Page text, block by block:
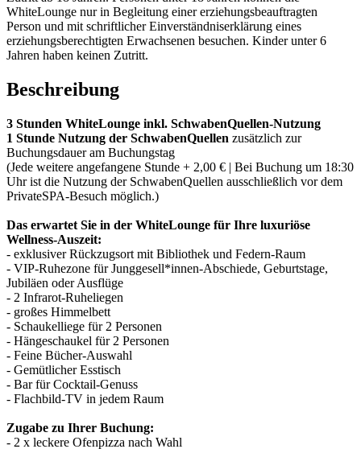
WhiteLounge nur in Begleitung einer erziehungsbeauftragten
Person und mit schriftlicher Einverständniserklärung eines
erziehungsberechtigten Erwachsenen besuchen. Kinder unter 6
Jahren haben keinen Zutritt.
Beschreibung
3 Stunden WhiteLounge inkl. SchwabenQuellen-Nutzung
1 Stunde Nutzung der SchwabenQuellen zusätzlich zur
Buchungsdauer am Buchungstag
(Jede weitere angefangene Stunde + 2,00 € | Bei Buchung um 18:30
Uhr ist die Nutzung der SchwabenQuellen ausschließlich vor dem
PrivateSPA-Besuch möglich.)
Das erwartet Sie in der WhiteLounge für Ihre luxuriöse
Wellness-Auszeit:
- exklusiver Rückzugsort mit Bibliothek und Federn-Raum
- VIP-Ruhezone für Junggesell*innen-Abschiede, Geburtstage,
Jubiläen oder Ausflüge
- 2 Infrarot-Ruheliegen
- großes Himmelbett
- Schaukelliege für 2 Personen
- Hängeschaukel für 2 Personen
- Feine Bücher-Auswahl
- Gemütlicher Esstisch
- Bar für Cocktail-Genuss
- Flachbild-TV in jedem Raum
Zugabe zu Ihrer Buchung:
- 2 x leckere Ofenpizza nach Wahl